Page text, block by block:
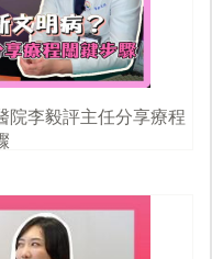
院李毅評主任分享療程